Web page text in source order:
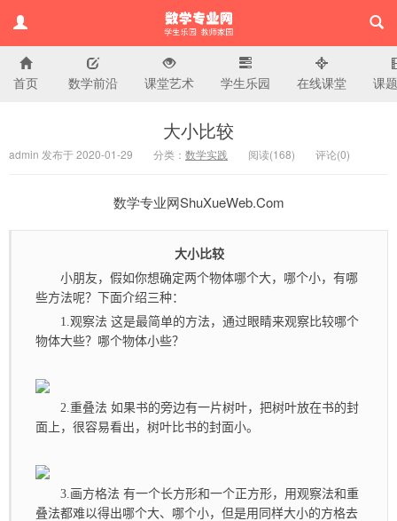
小学数学专业网
首页 数学前沿 课堂艺术 学生乐园 在线课堂 课
大小比较
admin 发布于 2020-01-29 分类： 数学实践 阅读(168) 评论(0)
数学专业网ShuXueWeb.Com
大小比较
小朋友，假如你想确定两个物体哪个大，哪个小，有哪
些方法呢？下面介绍三种：
1.观察法 这是最简单的方法，通过眼睛来观察比较哪个
物体大些？哪个物体小些？
2.重叠法 如果书的旁边有一片树叶，把树叶放在书的封
面上，很容易看出，树叶比书的封面小。
3.画方格法 有一个长方形和一个正方形，用观察法和重
叠法都难以得出哪个大、哪个小，但是用同样大小的方格去